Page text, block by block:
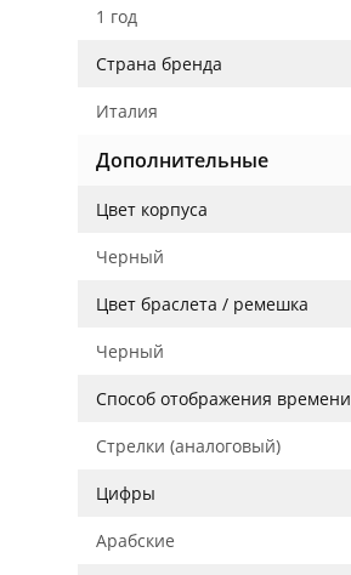
1 год
Страна бренда
Италия
Дополнительные
Цвет корпуса
Черный
Цвет браслета / ремешка
Черный
Способ отображения времени
Стрелки (аналоговый)
Цифры
Арабские